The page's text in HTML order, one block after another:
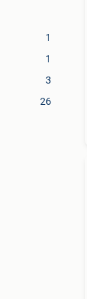
1
1
3
26